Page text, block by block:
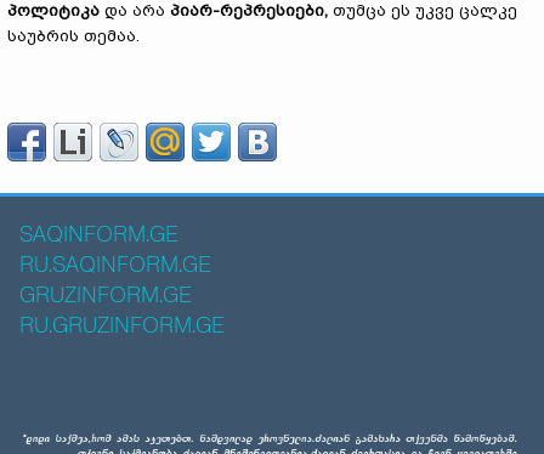
პოლიტიკა და არა პიარ-რეპრესიები, თუმცა ეს უკვე ცალკე
საუბრის თემაა.
SAQINFORM.GE
RU.SAQINFORM.GE
GRUZINFORM.GE
RU.GRUZINFORM.GE